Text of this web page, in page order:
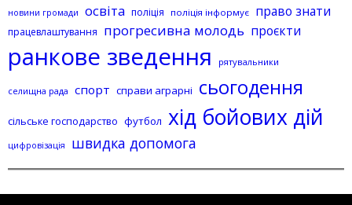
новини громади освіта поліція поліція інформує право знати
працевлаштування прогресивна молодь проєкти
ранкове зведення рятувальники
селищна рада спорт справи аграрні сьогодення
сільське господарство футбол хід бойових дій
цифровізація швидка допомога